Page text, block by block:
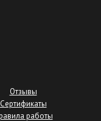
Отзывы
Сертификаты
работы